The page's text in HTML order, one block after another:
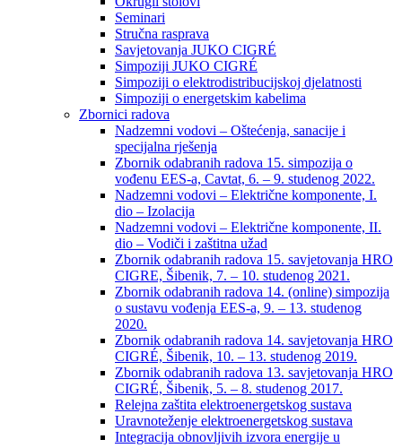
Seminari​
Stručna rasprava​
Savjetovanja JUKO CIGRÉ
Simpoziji JUKO CIGRÉ
Simpoziji o elektrodistribucijskoj djelatnosti
Simpoziji o energetskim kabelima
Zbornici radova
Nadzemni vodovi – Oštećenja, sanacije i
specijalna rješenja
Zbornik odabranih radova 15. simpozija o
vođenu EES-a, Cavtat, 6. – 9. studenog 2022.
Nadzemni vodovi – Električne komponente, I.
dio – Izolacija
Nadzemni vodovi – Električne komponente, II.
dio – Vodiči i zaštitna užad
Zbornik odabranih radova 15. savjetovanja HRO
CIGRE, Šibenik, 7. – 10. studenog 2021.
Zbornik odabranih radova 14. (online) simpozija
o sustavu vođenja EES-a, 9. – 13. studenog
2020.
Zbornik odabranih radova 14. savjetovanja HRO
CIGRÉ, Šibenik, 10. – 13. studenog 2019.
Zbornik odabranih radova 13. savjetovanja HRO
CIGRÉ, Šibenik, 5. – 8. studenog 2017.
Relejna zaštita elektroenergetskog sustava
Uravnoteženje elektroenergetskog sustava
Integracija obnovljivih izvora energije u